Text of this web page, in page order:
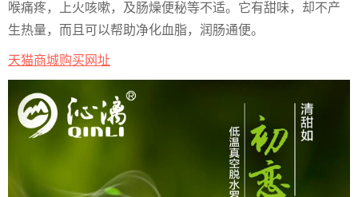
喉痛疼，上火咳嗽，及肠燥便秘等不适。它有甜味，却不产
生热量，而且可以帮助净化血脂，润肠通便。
天猫商城购买网址